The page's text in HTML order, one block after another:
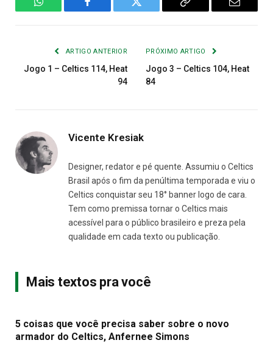
WhatsAppFacebook Twitter
Copiar
E-
ARTIGO ANTERIOR
Jogo 1 – Celtics 114, Heat
94
PRÓXIMO ARTIGO
Jogo 3 – Celtics 104, Heat
84
Vicente Kresiak
Designer, redator e pé quente. Assumiu o Celtics
Brasil após o fim da penúltima temporada e viu o
Celtics conquistar seu 18° banner logo de cara.
Tem como premissa tornar o Celtics mais
acessível para o público brasileiro e preza pela
qualidade em cada texto ou publicação.
Mais textos pra você
5 coisas que você precisa saber sobre o novo
armador do Celtics, Anfernee Simons